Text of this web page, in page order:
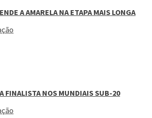
A AMARELA NA ETAPA MAIS LONGA
FINALISTA NOS MUNDIAIS SUB-20